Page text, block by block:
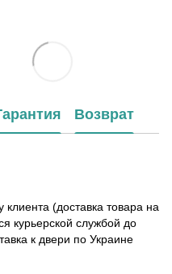
Возврат
клиента (доставка товара на
курьерской службой до
к двери по Украине